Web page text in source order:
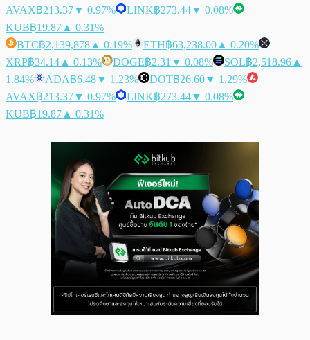
AVAX฿213.37▼ 0.97% LINK฿273.44▼ 0.08%
KUB฿19.87 ▲ 0.31%
BTC฿2,139,878 ▲ 0.19% ETH฿63,238.00 ▲ 0.20%
XRP฿34.14 ▲ 0.13% DOGE฿2.31 ▼ 0.08% SOL฿2,518.96 ▲
1.84%
ADA฿6.48▼ 1.23% DOT฿26.60▼ 1.29%
AVAX฿213.37▼ 0.97% LINK฿273.44▼ 0.08%
KUB฿19.87 ▲ 0.31%